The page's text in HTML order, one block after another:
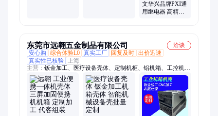
文华兴品牌PXI通
用继电器 高精度
东莞市远翱五金制品有限公司
洽谈
安心购
综合体验L0 真实工厂 回复及时 出价迅速
真实性已核验
上海
主营： 钣金加工、医疗设备壳体、定制机柜、铝机箱、工控机
箱、钣金机箱、工控机箱定制、机箱机壳钣金加工、钣金CNC机
箱、便携机箱、钣金铝机箱、铝型材机箱、铝机箱定制、便携机
箱定制、自助终端机柜、仪器设备外壳、仪器外壳定制、仪器外
壳加工、ABS壳体加工、钣金外壳加工、钣金机柜、钣金机壳、
钣金设备外壳、工控箱、终端机柜